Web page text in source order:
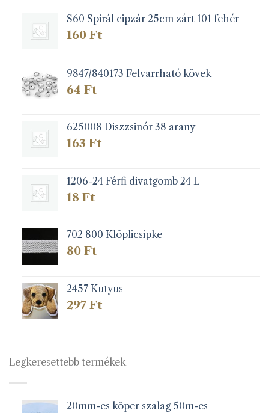
S60 Spirál cipzár 25cm zárt 101 fehér
160 Ft
9847/840173 Felvarrható kövek
64 Ft
625008 Diszzsinór 38 arany
163 Ft
1206-24 Férfi divatgomb 24 L
18 Ft
702 800 Klöplicsipke
80 Ft
2457 Kutyus
297 Ft
Legkeresettebb termékek
20mm-es köper szalag 50m-es